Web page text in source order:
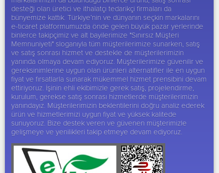
desteği olan üretici ve ithalatçı tedarikçi firmaları da
bünyemize kattık. Türkiye’nin ve dünyanın seçkin markalarını
e-ticaret platformumuzda önde gelen büyük pazar yerlerinde
binlerce takipçimiz ve alt bayilerimize "Sınırsız Müşteri
Memnuniyeti" sloganıyla tüm müşterilerimize sunarken, satış
ve satış sonrası hizmet ve destekle de müşterilerimizin
yanında olmaya devam ediyoruz. Müşterilerimize güvenilir ve
gereksinimlerine uygun olan ürünleri alternatifler ile en uygun
fiyat ve fırsatlarla sunarak mükemmel hizmet prensibini devam
ettiriyoruz. İşinin ehli ekibimizle gerek satış, projelendirme,
kurulum, gerekse satış sonrası hizmetlerde müşterilerimizin
yanındayız. Müşterilerimizin beklentilerini doğru analiz ederek
ürün ve hizmetlerimizi uygun fiyat ve yüksek kalitede
sunuyoruz. Bize destek veren ve güvenen müşterimizle
gelişmeye ve yenilikleri takip etmeye devam ediyoruz.